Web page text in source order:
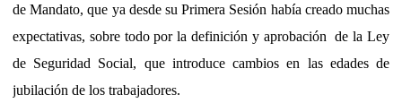
de Mandato, que ya desde su Primera Sesión había creado muchas
expectativas, sobre todo por la definición y aprobación
de la Ley
de Seguridad Social, que introduce cambios en las edades de
jubilación de los trabajadores.